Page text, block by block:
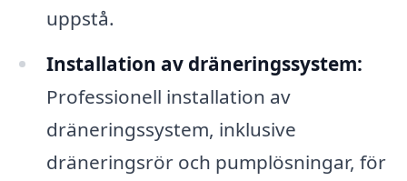
uppstå.
Installation av dräneringssystem:
Professionell installation av
dräneringssystem, inklusive
dräneringsrör och pumplösningar, för